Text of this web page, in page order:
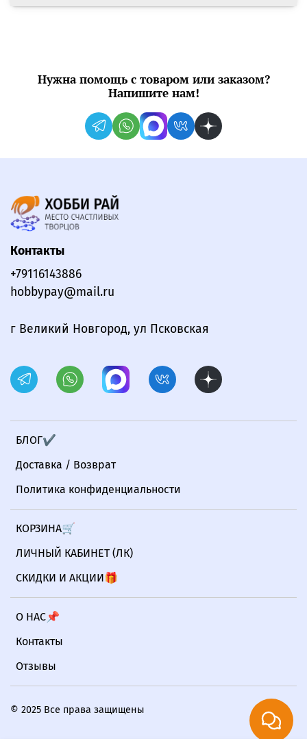
Нужна помощь с товаром или заказом?
Напишите нам!
БЛОГ✔
Доставка / Возврат
Политика конфиденциальности
КОРЗИНА🛒
ЛИЧНЫЙ КАБИНЕТ (ЛК)
СКИДКИ И АКЦИИ🎁
О НАС📌
Контакты
Отзывы
Контакты
+79116143886
hobbypay@mail.ru
г Великий Новгород, ул Псковская
© 2025 Все права защищены